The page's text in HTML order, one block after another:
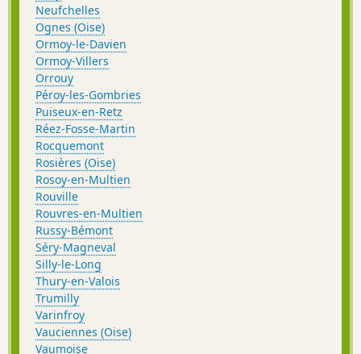
Neufchelles
Ognes (Oise)
Ormoy-le-Davien
Ormoy-Villers
Orrouy
Péroy-les-Gombries
Puiseux-en-Retz
Réez-Fosse-Martin
Rocquemont
Rosières (Oise)
Rosoy-en-Multien
Rouville
Rouvres-en-Multien
Russy-Bémont
Séry-Magneval
Silly-le-Long
Thury-en-Valois
Trumilly
Varinfroy
Vauciennes (Oise)
Vaumoise